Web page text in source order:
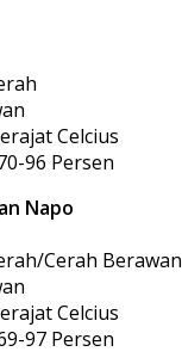
Celcius
96 Persen
Napo
Cerah Berawan
Celcius
97 Persen